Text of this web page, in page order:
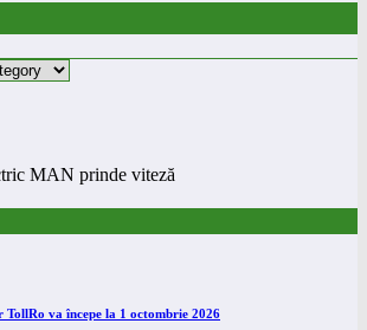
MAN prinde viteză
va începe la 1 octombrie 2026